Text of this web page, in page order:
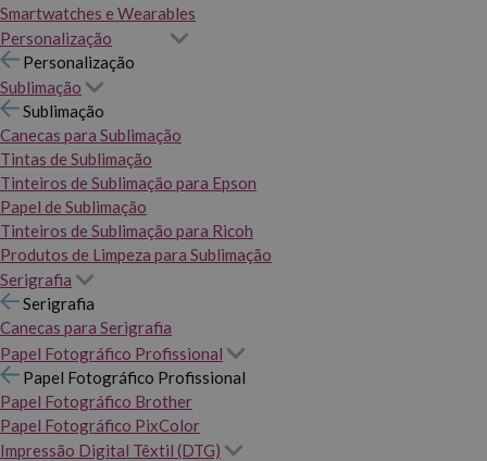
Smartwatches e Wearables
Personalização
Personalização
Sublimação
Sublimação
Canecas para Sublimação
Tintas de Sublimação
Tinteiros de Sublimação para Epson
Papel de Sublimação
Tinteiros de Sublimação para Ricoh
Produtos de Limpeza para Sublimação
Serigrafia
Serigrafia
Canecas para Serigrafia
Papel Fotográfico Profissional
Papel Fotográfico Profissional
Papel Fotográfico Brother
Papel Fotográfico PixColor
Impressão Digital Têxtil (DTG)